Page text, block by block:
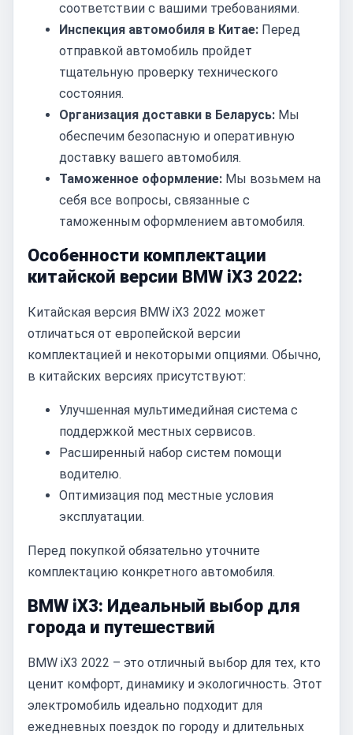
соответствии с вашими требованиями.
Инспекция автомобиля в Китае: Перед
отправкой автомобиль пройдет
тщательную проверку технического
состояния.
Организация доставки в Беларусь: Мы
обеспечим безопасную и оперативную
доставку вашего автомобиля.
Таможенное оформление: Мы возьмем на
себя все вопросы, связанные с
таможенным оформлением автомобиля.
Особенности комплектации
китайской версии BMW iX3 2022:
Китайская версия BMW iX3 2022 может
отличаться от европейской версии
комплектацией и некоторыми опциями. Обычно,
в китайских версиях присутствуют:
Улучшенная мультимедийная система с
поддержкой местных сервисов.
Расширенный набор систем помощи
водителю.
Оптимизация под местные условия
эксплуатации.
Перед покупкой обязательно уточните
комплектацию конкретного автомобиля.
BMW iX3: Идеальный выбор для
города и путешествий
BMW iX3 2022 – это отличный выбор для тех, кто
ценит комфорт, динамику и экологичность. Этот
электромобиль идеально подходит для
ежедневных поездок по городу и длительных